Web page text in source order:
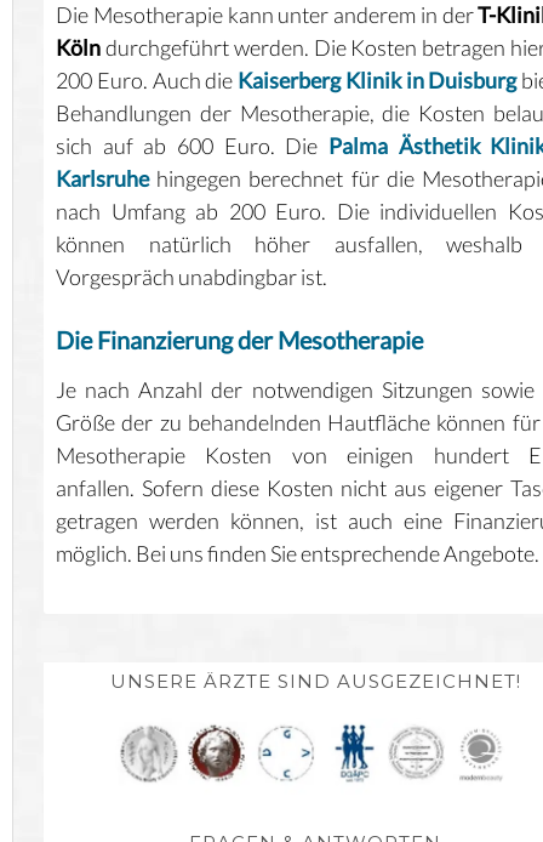
Die Mesotherapie kann unter anderem in derT-
Kölndurchgeführt werden. Die Kosten betragen
200 Euro. Auch die Kaiserberg Klinik in Duisburg
Behandlungen der Mesotherapie, die Kosten
sich auf ab 600 Euro. Die Palma Ästhetik
Karlsruhehingegen berechnet für die
nach Umfang ab 200 Euro. Die individuellen
können natürlich höher ausfallen, weshalb
Vorgespräch unabdingbar ist.
Die Finanzierung der Mesotherapie
Je nach Anzahl der notwendigen Sitzungen sowie
Größe der zu behandelnden Hautfläche können
Mesotherapie Kosten von einigen hundert
anfallen. Sofern diese Kosten nicht aus eigener
getragen werden können, ist auch eine
möglich. Bei uns finden Sie entsprechende Angebote.
UNSERE ÄRZTE SIND AUSGEZEICHNET!